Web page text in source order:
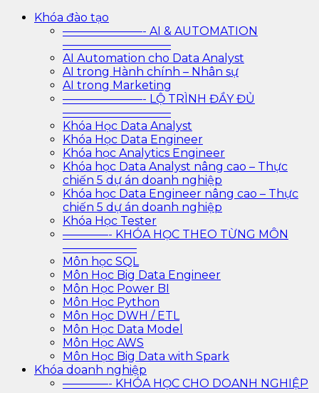
Khóa đào tạo
———————- AI & AUTOMATION
—————————–
AI Automation cho Data Analyst
AI trong Hành chính – Nhân sự
AI trong Marketing
———————- LỘ TRÌNH ĐẦY ĐỦ
—————————–
Khóa Học Data Analyst
Khóa Học Data Engineer
Khóa học Analytics Engineer
Khóa học Data Analyst nâng cao – Thực
chiến 5 dự án doanh nghiệp
Khóa học Data Engineer nâng cao – Thực
chiến 5 dự án doanh nghiệp
Khóa Học Tester
————- KHÓA HỌC THEO TỪNG MÔN
——————–
Môn học SQL
Môn Học Big Data Engineer
Môn Học Power BI
Môn Học Python
Môn Học DWH / ETL
Môn Học Data Model
Môn Học AWS
Môn Học Big Data with Spark
Khóa doanh nghiệp
————- KHÓA HỌC CHO DOANH NGHIỆP